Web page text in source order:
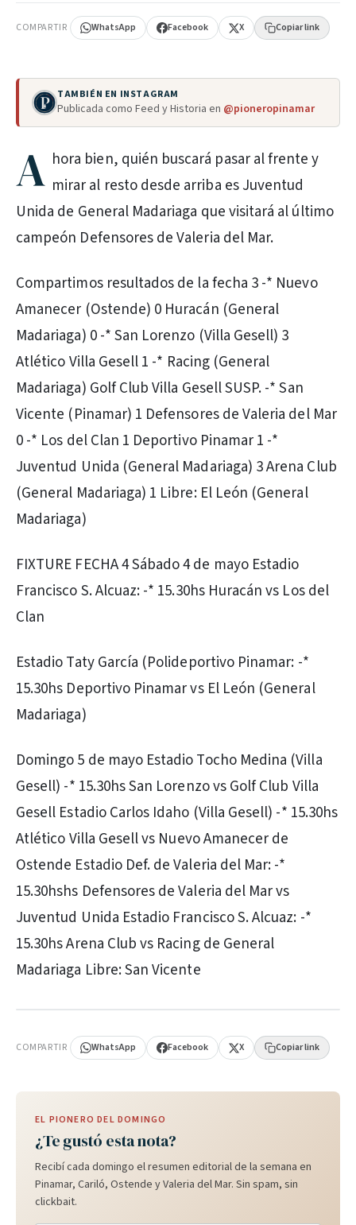
COMPARTIR WhatsApp Facebook X Copiar link
TAMBIÉN EN INSTAGRAM
Publicada como Feed y Historia en @pioneropinamar
A hora bien, quién buscará pasar al frente y
mirar al resto desde arriba es Juventud
Unida de General Madariaga que visitará al último
campeón Defensores de Valeria del Mar.
Compartimos resultados de la fecha 3 -* Nuevo
Amanecer (Ostende) 0 Huracán (General
Madariaga) 0 -* San Lorenzo (Villa Gesell) 3
Atlético Villa Gesell 1 -* Racing (General
Madariaga) Golf Club Villa Gesell SUSP. -* San
Vicente (Pinamar) 1 Defensores de Valeria del Mar
0 -* Los del Clan 1 Deportivo Pinamar 1 -*
Juventud Unida (General Madariaga) 3 Arena Club
(General Madariaga) 1 Libre: El León (General
Madariaga)
FIXTURE FECHA 4 Sábado 4 de mayo Estadio
Francisco S. Alcuaz: -* 15.30hs Huracán vs Los del
Clan
Estadio Taty García (Polideportivo Pinamar: -*
15.30hs Deportivo Pinamar vs El León (General
Madariaga)
Domingo 5 de mayo Estadio Tocho Medina (Villa
Gesell) -* 15.30hs San Lorenzo vs Golf Club Villa
Gesell Estadio Carlos Idaho (Villa Gesell) -* 15.30hs
Atlético Villa Gesell vs Nuevo Amanecer de
Ostende Estadio Def. de Valeria del Mar: -*
15.30hshs Defensores de Valeria del Mar vs
Juventud Unida Estadio Francisco S. Alcuaz: -*
15.30hs Arena Club vs Racing de General
Madariaga Libre: San Vicente
COMPARTIR WhatsApp Facebook X Copiar link
EL PIONERO DEL DOMINGO
¿Te gustó esta nota?
Recibí cada domingo el resumen editorial de la semana en
Pinamar, Cariló, Ostende y Valeria del Mar. Sin spam, sin
clickbait.